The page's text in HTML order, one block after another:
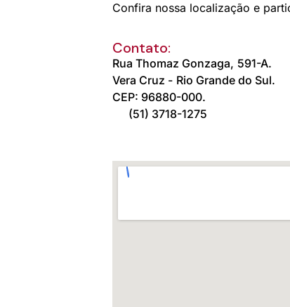
Confira nossa localização e
Contato:
Rua Thomaz Gonzaga, 591-A.
Vera Cruz - Rio Grande do Sul.
CEP: 96880-000.
(51) 3718-1275